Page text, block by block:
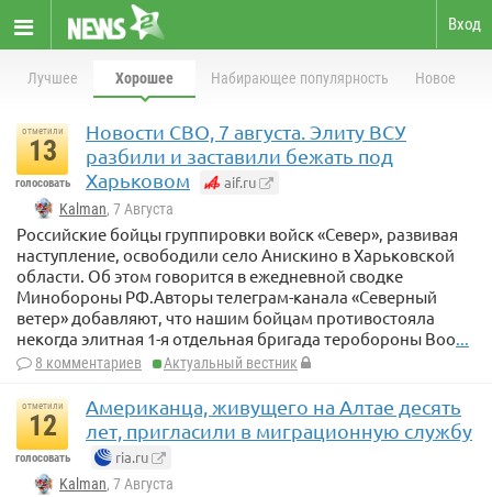
Вход
Лучшее Хорошее Набирающее популярность Новое
отметили
13
голосовать
Новости СВО, 7 августа. Элиту ВСУ
разбили и заставили бежать под
Харьковом
aif.ru
Kalman, 7 Августа
Российские бойцы группировки войск «Север», развивая
наступление, освободили село Анискино в Харьковской
области. Об этом говорится в ежедневной сводке
Минобороны РФ.Авторы телеграм-канала «Северный
ветер» добавляют, что нашим бойцам противостояла
некогда элитная 1-я отдельная бригада теробороны Воо...
8 комментариев Актуальный вестник
отметили
12
голосовать
Американца, живущего на Алтае десять
лет, пригласили в миграционную службу
ria.ru
Kalman, 7 Августа